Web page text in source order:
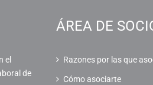
el
de
ÁREA DE
Razones por las que
Cómo asociarte